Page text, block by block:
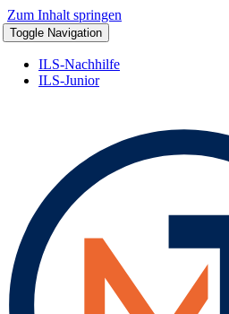
Zum Inhalt springen
Toggle Navigation
ILS-Nachhilfe
ILS-Junior